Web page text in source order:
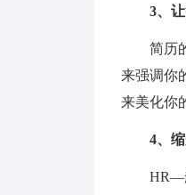
3、
简历
来强调你
来美化你
4、
HR—